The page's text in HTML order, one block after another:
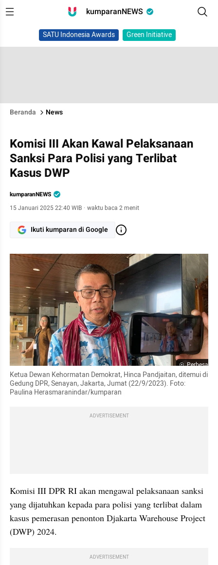
kumparanNEWS
SATU Indonesia Awards Green Initiative
Beranda News
Komisi III Akan Kawal Pelaksanaan
Sanksi Para Polisi yang Terlibat
Kasus DWP
kumparanNEWS
15 Januari 2025 22:40 WIB · waktu baca 2 menit
Ikuti kumparan di Google
Perbesar
Ketua Dewan Kehormatan Demokrat, Hinca Pandjaitan, ditemui di
Gedung DPR, Senayan, Jakarta, Jumat (22/9/2023). Foto:
Paulina Herasmaranindar/kumparan
ADVERTISEMENT
Komisi III DPR RI akan mengawal pelaksanaan sanksi
yang dijatuhkan kepada para polisi yang terlibat dalam
kasus pemerasan penonton Djakarta Warehouse Project
(DWP) 2024.
ADVERTISEMENT